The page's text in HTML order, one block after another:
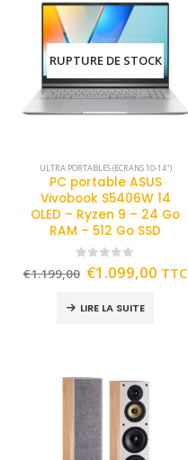
RUPTURE DE STOCK
ULTRA PORTABLES (ECRANS 10-14")
PC portable ASUS
Vivobook S5406W 14
OLED – Ryzen 9 – 24 Go
RAM – 512 Go SSD
out of 5
€1.199,00 €1.099,00 TTC
LIRE LA SUITE